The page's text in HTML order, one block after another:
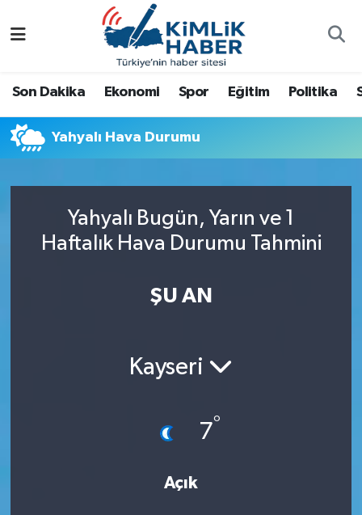
Son Dakika Ekonomi Spor Eğitim Politika
Yahyalı Hava Durumu
Yahyalı Bugün, Yarın ve 1
Haftalık Hava Durumu Tahmini
ŞU AN
Kayseri
7°
Açık
Antalya
Dünya
Eğitim
Nöbetçi Eczaneler
Namaz Vakitleri
Trafik Durumu
Süper Lig Puan Durumu ve Fikstür
Son Dakika Haberleri